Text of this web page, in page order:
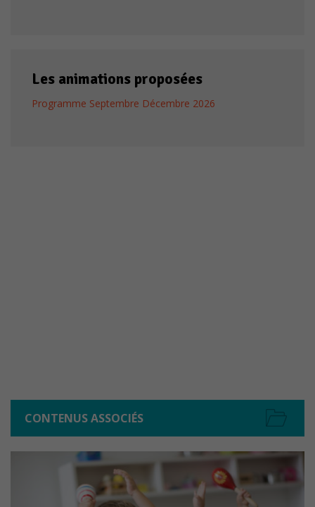
Les animations proposées
Programme Septembre Décembre 2026
Vos paramètres peuvent vous empêcher de voir ce
contenu. L'expérience est probablement désactivée sans
vos gestion de cookies.
CONTENUS ASSOCIÉS